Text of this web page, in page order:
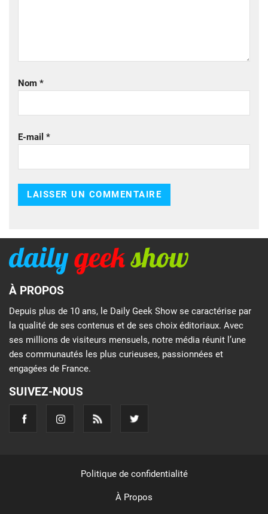
Nom *
E-mail *
À PROPOS
Depuis plus de 10 ans, le Daily Geek Show se caractérise par
la qualité de ses contenus et de ses choix éditoriaux. Avec
ses millions de visiteurs mensuels, notre média réunit l’une
des communautés les plus curieuses, passionnées et
engagées de France.
SUIVEZ-NOUS
Politique de confidentialité
À Propos